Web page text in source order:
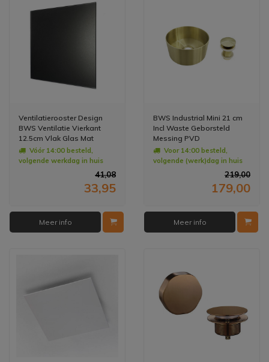
Ventilatierooster Design
BWS Ventilatie Vierkant
12.5cm Vlak Glas Mat
ZwartVóór 14:00 besteld,
volgende werkdag in huis
41,08
33,95
Meer info
BWS Industrial Mini 21 cm
Incl Waste Geborsteld
Messing PVD
Voor 14:00 besteld,
volgende (werk)dag in huis
219,00
179,00
Meer info